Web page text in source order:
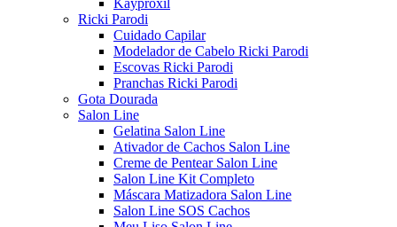
Kayproxil
Ricki Parodi
Cuidado Capilar
Modelador de Cabelo Ricki Parodi
Escovas Ricki Parodi
Pranchas Ricki Parodi
Gota Dourada
Salon Line
Gelatina Salon Line
Ativador de Cachos Salon Line
Creme de Pentear Salon Line
Salon Line Kit Completo
Máscara Matizadora Salon Line
Salon Line SOS Cachos